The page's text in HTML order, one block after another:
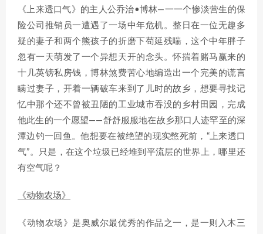
《上来透口气》的主人公乔治•博林—一一个惨淡营生的保
险公司推销员一遭遇了一场中年危机。整日在一位无趣多
疑的妻子和两个熊孩子的折磨下苟延残喘，这个中年胖子
忽有一天萌发了一个异想天开的念头。怀揣着赌马赢来的
十几英镑私房钱，博林煞费苦心地编造出一个完美的谎言
瞒过妻子，开着一辆破车来到了儿时的故乡，想要寻找记
忆中那个还不曾被丑陋的工业城市吞没的乡村田园，完成
他此生的一个愿望——舒舒服服地在故乡那口人迹罕至的深
潭边钓一回鱼。他想要在被绝望的现实憋死前，“上来透口
气”。只是，在这个垃圾已经堆到平流层的世界上，哪里还
有空气呢？
《动物农场》
《动物农场》是奥威尔最优秀的作品之一，是一则入木三